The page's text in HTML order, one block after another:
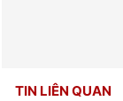
TIN LIÊN QUAN